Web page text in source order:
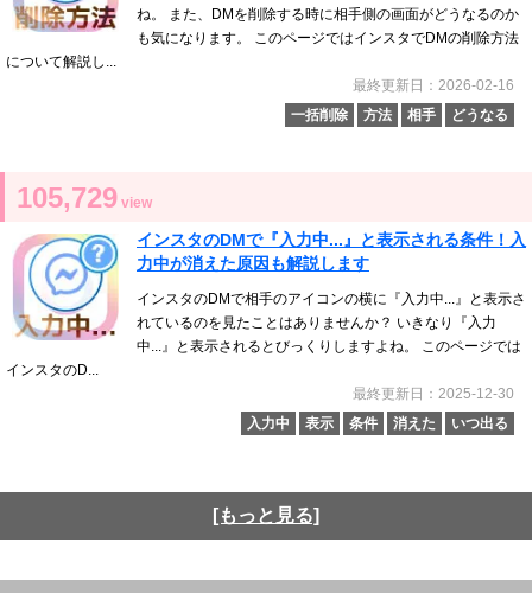
ね。 また、DMを削除する時に相手側の画面がどうなるのか
も気になります。 このページではインスタでDMの削除方法
について解説し...
最終更新日：2026-02-16
一括削除
方法 相手 どうなる
105,729 view
インスタのDMで『入力中...』と表示される条件！入
力中が消えた原因も解説します
インスタのDMで相手のアイコンの横に『入力中...』と表示さ
れているのを見たことはありませんか？ いきなり『入力
中...』と表示されるとびっくりしますよね。 このページでは
インスタのD...
最終更新日：2025-12-30
入力中
表示 条件 消えた いつ出る
[もっと見る]